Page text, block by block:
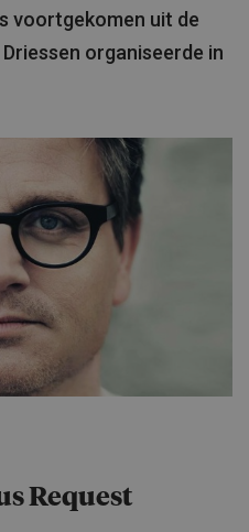
voortgekomen uit de
organiseerde in
Request